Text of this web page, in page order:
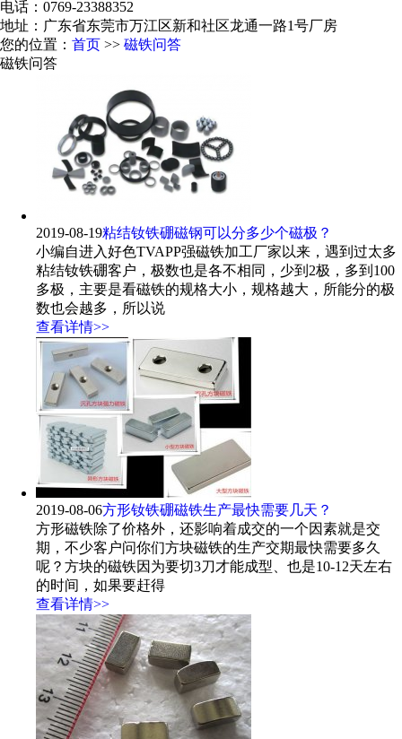
电话：0769-23388352
地址：广东省东莞市万江区新和社区龙通一路1号厂房
您的位置： 首页 >> 磁铁问答
磁铁问答
2019-08-19粘结钕铁硼磁钢可以分多少个磁极？
小编自进入好色TVAPP强磁铁加工厂家以来，遇到过太多
粘结钕铁硼客户，极数也是各不相同，少到2极，多到100
多极，主要是看磁铁的规格大小，规格越大，所能分的极
数也会越多，所以说
查看详情>>
2019-08-06方形钕铁硼磁铁生产最快需要几天？
方形磁铁除了价格外，还影响着成交的一个因素就是交
期，不少客户问你们方块磁铁的生产交期最快需要多久
呢？方块的磁铁因为要切3刀才能成型、也是10-12天左右
的时间，如果要赶得
查看详情>>